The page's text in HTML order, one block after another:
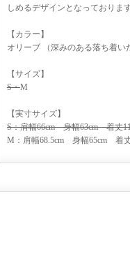
しめるデザインとなっておりま
【カラー】
オリーブ （深みのある落ち着い
【サイズ】
S・M
【実寸サイズ】
S：肩幅66cm 身幅63cm 着丈
M：肩幅68.5cm 身幅65cm 着